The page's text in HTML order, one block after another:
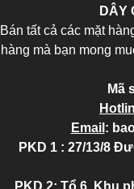
DÂY
Bán tất cả các mặt
hàng mà bạn mong
Mã
Email :
PKD 1 : 27/13/8
PKD 2: Tổ 6, Khu